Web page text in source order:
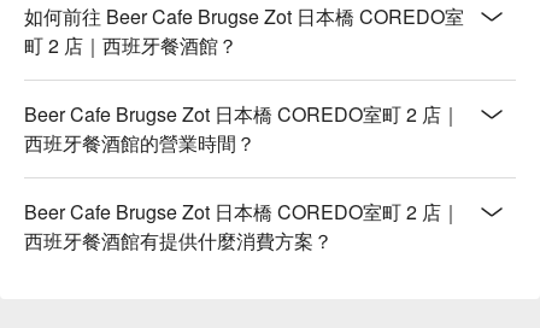
如何前往 Beer Cafe Brugse Zot 日本橋 COREDO室
町 2 店｜西班牙餐酒館？
Beer Cafe Brugse Zot 日本橋 COREDO室町 2 店｜
西班牙餐酒館的營業時間？
Beer Cafe Brugse Zot 日本橋 COREDO室町 2 店｜
西班牙餐酒館有提供什麼消費方案？